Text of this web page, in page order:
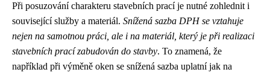
Při posuzování charakteru stavebních prací je nutné zohlednit i
související služby a materiál. Snížená sazba DPH se vztahuje
nejen na samotnou práci, ale i na materiál, který je při realizaci
stavebních prací zabudován do stavby. To znamená, že
například při výměně oken se snížená sazba uplatní jak na